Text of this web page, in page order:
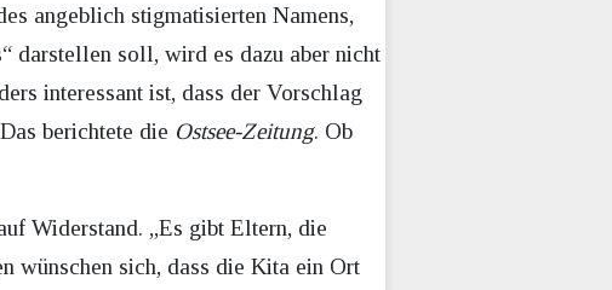
angeblich stigmatisierten Namens,
darstellen soll, wird es dazu aber nicht
interessant ist, dass der Vorschlag
berichtete die Ostsee-Zeitung. Ob
Widerstand. „Es gibt Eltern, die
wünschen sich, dass die Kita ein Ort